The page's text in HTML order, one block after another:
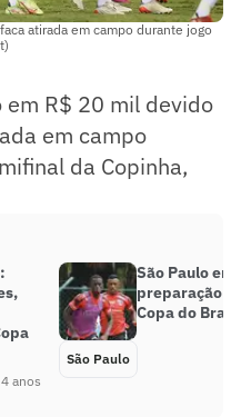
atirada em campo durante jogo
R$ 20 mil devido
em campo
da Copinha,
anos
São Paulo
preparação
Copa do Brasil
São Paulo